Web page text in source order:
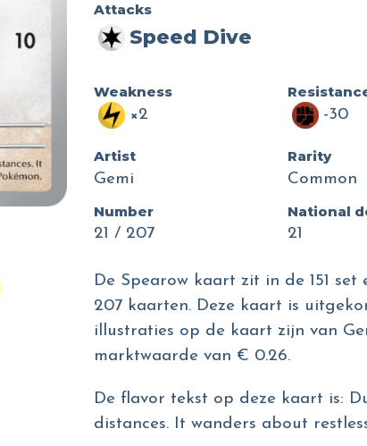
Attacks
Speed Dive
Weakness
×2
-30
Artist
Gemi
Rarity
Common
Number
21 / 207
National
21
De Spearow kaart zit in de 151
207 kaarten. Deze kaart is
illustraties op de kaart zijn van
marktwaarde van € 0.26.
De flavor tekst op deze kaart is:
distances. It wanders about